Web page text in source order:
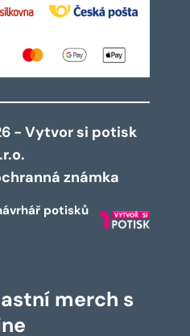
- Vytvor si potisk
známka
potisků
merch s